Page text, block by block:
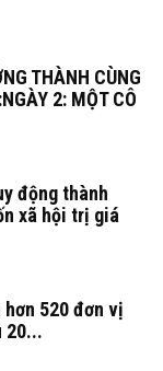
THÀNH CÙNG
2: MỘT CÔ
động thành
xã hội trị giá
hơn 520 đơn vị
20...